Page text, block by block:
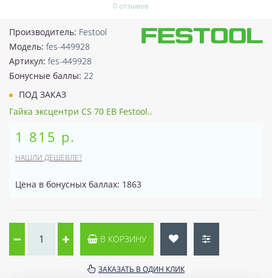
0 отзывов
Производитель: Festool
Модель: fes-449928
Артикул: fes-449928
Бонусные баллы: 22
ПОД ЗАКАЗ
Гайка эксцентри CS 70 EB Festool..
1 815 р.
НАШЛИ ДЕШЕВЛЕ?
Цена в бонусных баллах: 1863
В КОРЗИНУ
ЗАКАЗАТЬ В ОДИН КЛИК